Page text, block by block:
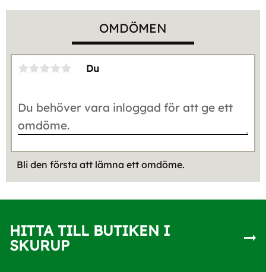
OMDÖMEN
Du
Bli den första att lämna ett omdöme.
HITTA TILL BUTIKEN I
SKURUP